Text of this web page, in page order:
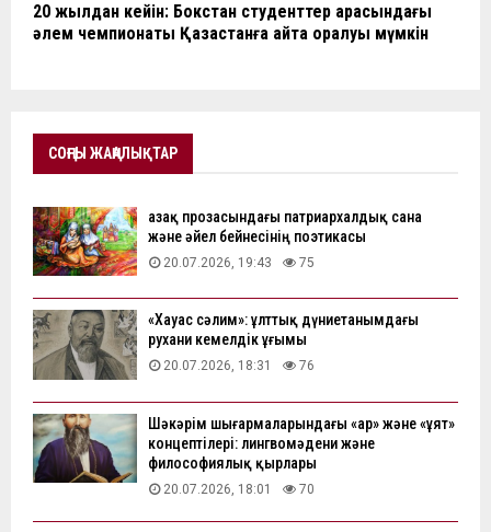
20 жылдан кейін: Бокстан студенттер арасындағы
әлем чемпионаты Қазақстанға қайта оралуы мүмкін
СОҢҒЫ ЖАҢАЛЫҚТАР
Қазақ прозасындағы патриархалдық сана
және әйел бейнесінің поэтикасы
20.07.2026, 19:43 75
«Хауас сәлим»: ұлттық дүниетанымдағы
рухани кемелдік ұғымы
20.07.2026, 18:31 76
Шәкәрім шығармаларындағы «ар» және «ұят»
концептілері: лингвомәдени және
философиялық қырлары
20.07.2026, 18:01 70